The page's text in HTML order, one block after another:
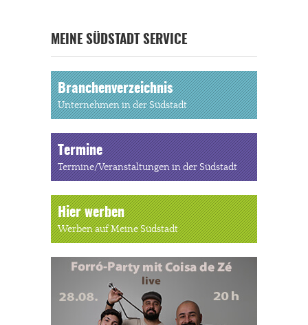
MEINE SÜDSTADT SERVICE
Branchenverzeichnis
Unternehmen in der Südstadt
Termine
Termine/Veranstaltungen in der Südstadt
Hier werben
Werben auf Meine Südstadt